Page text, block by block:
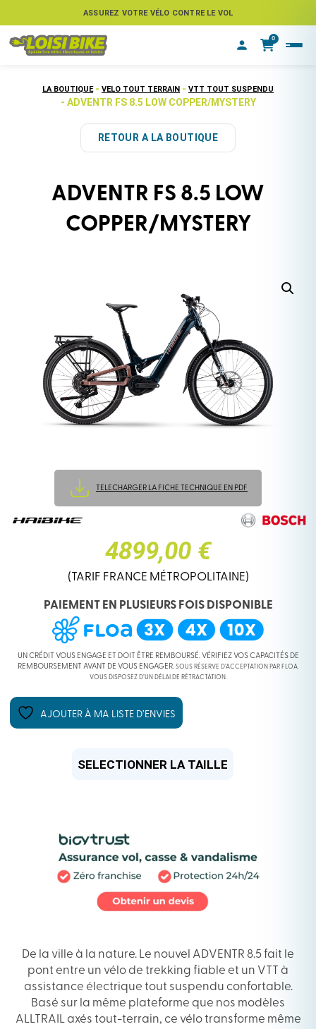
ASSUREZ VOTRE VÉLO CONTRE LE VOL
0
LA BOUTIQUE - VELO TOUT TERRAIN - VTT TOUT SUSPENDU
- ADVENTR FS 8.5 LOW COPPER/MYSTERY
RETOUR A LA BOUTIQUE
ADVENTR FS 8.5 LOW
COPPER/MYSTERY
TELECHARGER LA FICHE TECHNIQUE EN PDF
4899,00 €
(TARIF FRANCE MÉTROPOLITAINE)
PAIEMENT EN PLUSIEURS FOIS DISPONIBLE
UN CRÉDIT VOUS ENGAGE ET DOIT ÊTRE REMBOURSÉ. VÉRIFIEZ VOS CAPACITÉS DE
REMBOURSEMENT AVANT DE VOUS ENGAGER. SOUS RÉSERVE D’ACCEPTATION PAR FLOA.
VOUS DISPOSEZ D’UN DÉLAI DE RÉTRACTATION.
AJOUTER À MA LISTE D’ENVIES
De la ville à la nature. Le nouvel ADVENTR 8.5 fait le
pont entre un vélo de trekking fiable et un VTT à
assistance électrique tout suspendu confortable.
Basé sur la même plateforme que nos modèles
ALLTRAIL axés tout-terrain, ce vélo transforme même